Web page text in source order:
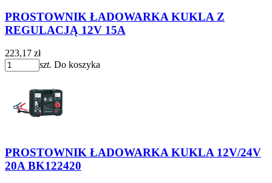
PROSTOWNIK ŁADOWARKA KUKLA Z
REGULACJĄ 12V 15A
223,17 zł
szt. Do koszyka
PROSTOWNIK ŁADOWARKA KUKLA 12V/24V
20A BK122420